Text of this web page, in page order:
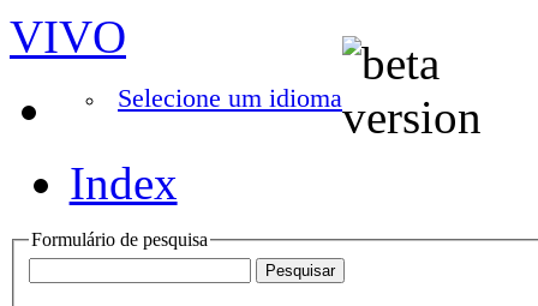
VIVO
Selecione um idioma
Index
Formulário de pesquisa